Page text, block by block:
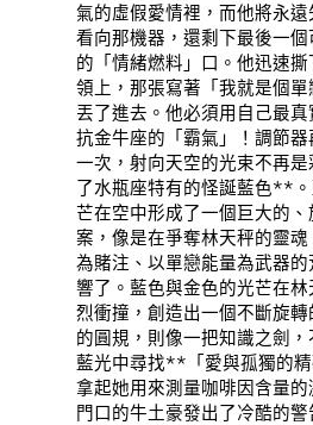
氣的虛假愛情裡，而他將永
看向那機器，還剩下最後一個
的「情緒燃料」口。他迅速
領上，那張寫著「我就是個單
丟了進去。他必須用自己最
抗金牛座的「霸氣」！調節
一次，射向天空的光束不再
了水瓶座特有的怪誕藍色**
芒在空中形成了一個巨大的、
案，像是在爭奪林天秤的靈
為賭注、以單戀能量為武器
響了。藍色與金色的光芒在林
烈衝撞，創造出一個不斷旋
的圓規，則像一把知識之劍
藍光中尋找**「愛與孤獨的
拿起她用來測量咖啡因含量
門口的牛土豪發出了冷酷的